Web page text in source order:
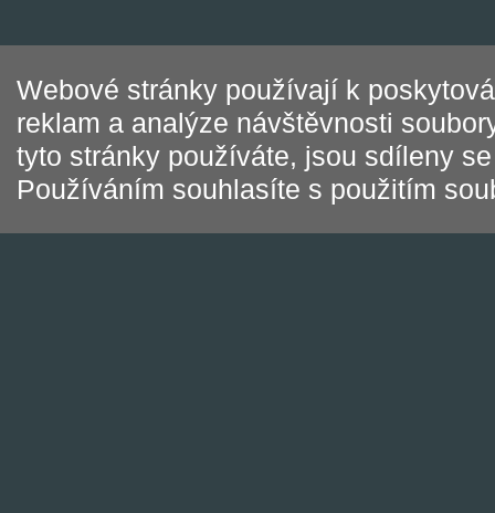
Webové stránky používají k
reklam a analýze návštěvnosti
tyto stránky používáte, jsou sdíleny
Používáním souhlasíte s použitím